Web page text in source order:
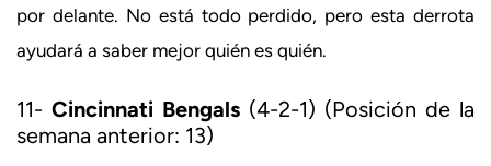
por delante. No está todo perdido, pero esta derrota
ayudará a saber mejor quién es quién.
11- Cincinnati Bengals (4-2-1) (Posición de la
semana anterior: 13)